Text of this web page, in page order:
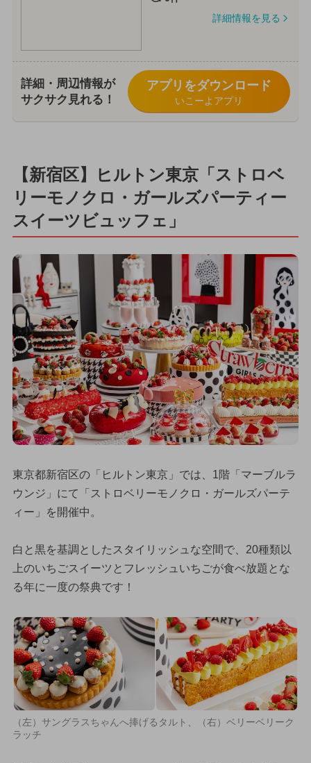
詳細情報を見る
詳細・周辺情報が
サクサク見れる！
アプリをダウンロード
いこーよアプリ
【新宿区】ヒルトン東京「ストロベ
リーモノクロ・ガールズパーティー
スイーツビュッフェ」
東京都新宿区の「ヒルトン東京」では、1階「マーブルラ
ウンジ」にて「ストロベリーモノクロ・ガールズパーテ
ィー」を開催中。
白と黒を基調としたスタイリッシュな空間で、20種類以
上のいちごスイーツとフレッシュいちごが食べ放題とな
る年に一度の祭典です！
（左）サングラスちゃんへ捧げるタルト、（右）ベリーベリーク
ラッチ